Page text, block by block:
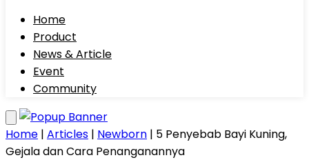
Home
Product
News & Article
Event
Community
Home | Articles | Newborn | 5 Penyebab Bayi Kuning,
Gejala dan Cara Penanganannya